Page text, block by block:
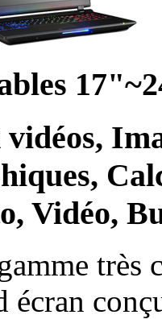
vidéos,
Vidéo,
très
écran